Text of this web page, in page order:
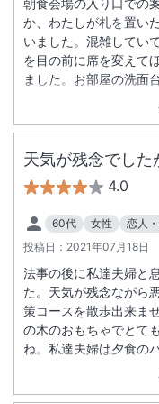
朝食会場の入り口での
か、わたしが札を置い
いました。混雑してい
を目の前に席を変えて
ました。お部屋の洗面
だけにとても残念でした
天気が残念でした
4.0
60代 女性
恋人
投稿日： 2021年07月18日
法事の後に私達夫婦と
た。天気が残念ながら
策コースを散歩出来ま
の木のおもちゃでとて
ね。私達夫婦は夕食の
なり離れた場所だった
念でした。次回来る機